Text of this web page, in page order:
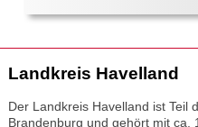
Landkreis Havelland
Der Landkreis Havelland ist Teil
Brandenburg und gehört mit ca.